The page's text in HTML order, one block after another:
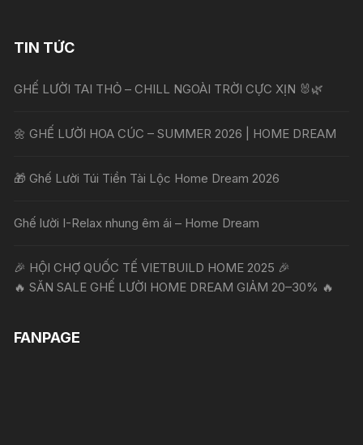
TIN TỨC
GHẾ LƯỜI TAI THỎ – CHILL NGOÀI TRỜI CỰC XỊN 🐰🌿
🌼 GHẾ LƯỜI HOA CÚC – SUMMER 2026 | HOME DREAM
🎁 Ghế Lười Túi Tiền Tài Lộc Home Dream 2026
Ghế lười I-Relax nhung êm ái – Home Dream
🎉 HỘI CHỢ QUỐC TẾ VIETBUILD HOME 2025 🎉
🔥 SĂN SALE GHẾ LƯỜI HOME DREAM GIẢM 20–30% 🔥
FANPAGE